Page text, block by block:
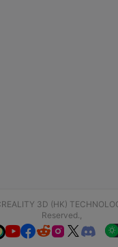
3D (HK)
Reserved.,
  